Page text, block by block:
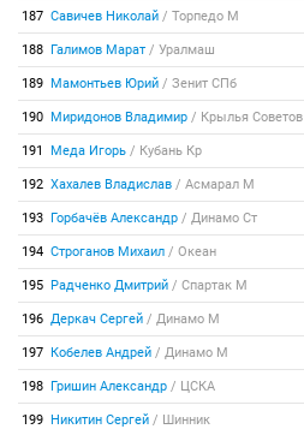
187 Савичев Николай / Торпедо М
188 Галимов Марат / Уралмаш
189 Мамонтьев Юрий / Зенит СПб
190 Миридонов Владимир / Крылья Советов
191 Меда Игорь / Кубань Кр
192 Хахалев Владислав / Асмарал М
193 Горбачёв Александр / Динамо Ст
194 Строганов Михаил / Океан
195 Радченко Дмитрий / Спартак М
196 Деркач Сергей / Динамо М
197 Кобелев Андрей / Динамо М
198 Гришин Александр / ЦСКА
199 Никитин Сергей / Шинник